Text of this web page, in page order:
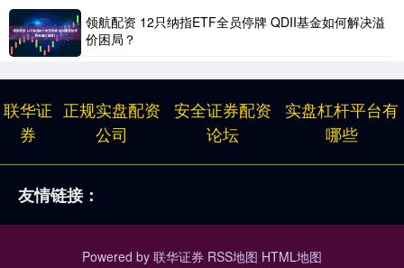
领航配资 12只纳指ETF全员停牌 QDII基金如何解决溢
价困局？
联华证
券
正规实盘配资
公司
安全证券配资
论坛
实盘杠杆平台有
哪些
友情链接：
Powered by 联华证券 RSS地图 HTML地图